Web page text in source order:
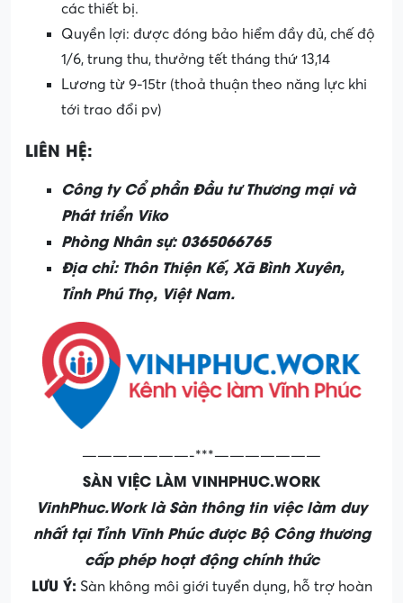
các thiết bị.
Quyền lợi: được đóng bảo hiểm đầy đủ, chế độ
1/6, trung thu, thưởng tết tháng thứ 13,14
Lương từ 9-15tr (thoả thuận theo năng lực khi
tới trao đổi pv)
LIÊN HỆ:
Công ty Cổ phần Đầu tư Thương mại và
Phát triển Viko
Phòng Nhân sự: 0365066765
Địa chỉ: Thôn Thiện Kế, Xã Bình Xuyên,
Tỉnh Phú Thọ, Việt Nam.
———————-***———————
SÀN VIỆC LÀM VINHPHUC.WORK
VinhPhuc.Work là Sàn thông tin việc làm duy
nhất tại Tỉnh Vĩnh Phúc được Bộ Công thương
cấp phép hoạt động chính thức
LƯU Ý: Sàn không môi giới tuyển dụng, hỗ trợ hoàn